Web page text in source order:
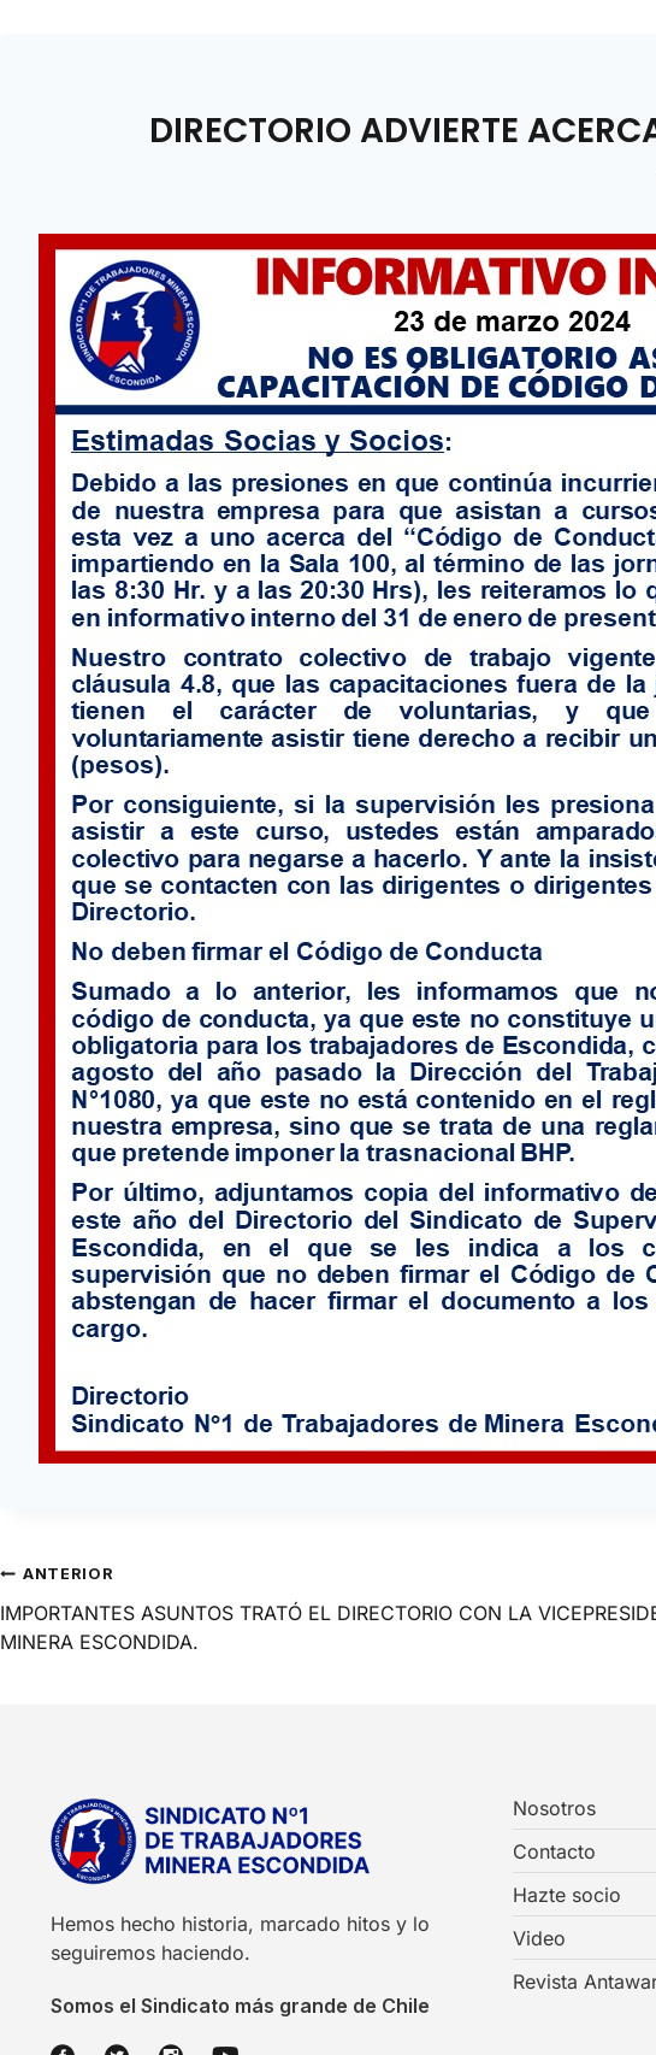
DIRECTORIO ADVIERTE
ANTERIOR
IMPORTANTES ASUNTOS TRATÓ EL DIRECTORIO CON LA
MINERA ESCONDIDA.
Hemos hecho historia, marcado hitos y lo
seguiremos haciendo.
Somos el Sindicato más grande de Chile
Nosotros
Contacto
Hazte socio
Video
Revista